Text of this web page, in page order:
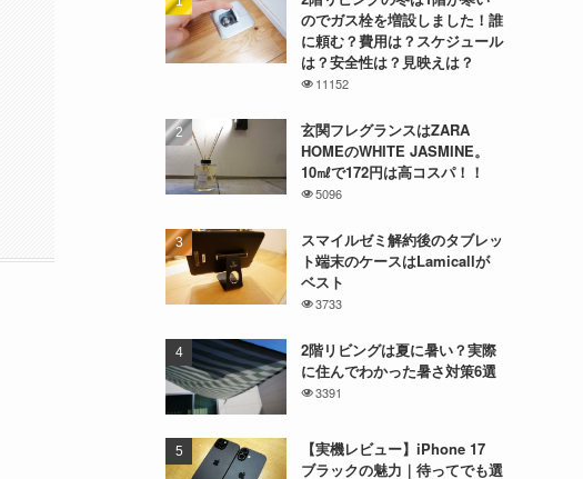
のでガス栓を増設しました！誰
に頼む？費用は？スケジュール
は？安全性は？見映えは？
11152
玄関フレグランスはZARA
HOMEのWHITE JASMINE。
10㎖で172円は高コスパ！！
5096
スマイルゼミ解約後のタブレッ
ト端末のケースはLamicallが
ベスト
3733
2階リビングは夏に暑い？実際
に住んでわかった暑さ対策6選
3391
【実機レビュー】iPhone 17
ブラックの魅力｜待ってでも選